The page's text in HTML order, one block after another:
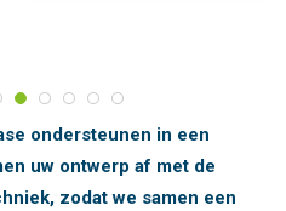
ondersteunen in een
uw ontwerp af met de
zodat we samen een